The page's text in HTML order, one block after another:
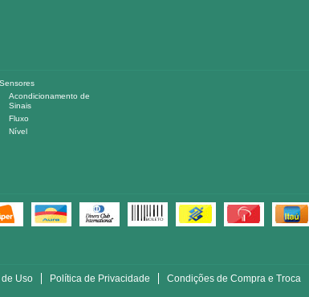
Sensores
Acondicionamento de
Sinais
Fluxo
Nível
de Uso Política de Privacidade Condições de Compra e Troca